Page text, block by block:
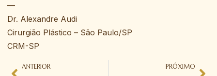
—
Dr. Alexandre Audi
Cirurgião Plástico – São Paulo/SP
CRM-SP
ANTERIOR PRÓXIMO